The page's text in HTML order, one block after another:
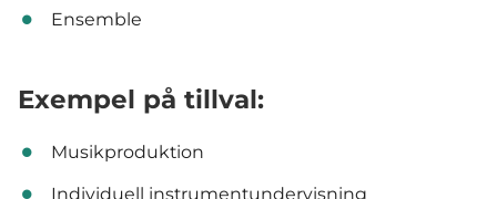
Ensemble
Exempel på tillval:
Musikproduktion
Individuell instrumentundervisning